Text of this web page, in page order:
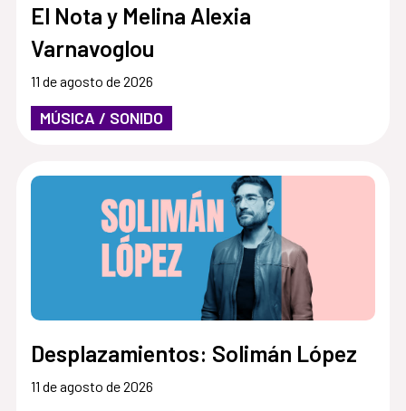
El Nota y Melina Alexia
Varnavoglou
11 de agosto de 2026
MÚSICA / SONIDO
Desplazamientos: Solimán López
11 de agosto de 2026